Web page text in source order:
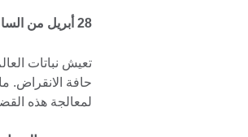
28 أبريل من الساعة 17:00 إلى 18:00
تعيش نباتات
حافة الانقراض.
لمعالجة